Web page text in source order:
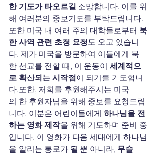
한 기도가 타오르길 소망합니다. 이를 위
해 여러분의 중보기도를 부탁드립니다.
또한 미국 내 여러 주의 대학들로부터 북
한 사역 관련 초청 요청 도 오고 있습니
다. 제가 미국을 방문하여 이들에게 북
한 선교를 전할 때, 이 운동이 세계적으
로 확산되는 시작점이 되기를 기도합니
다.또한, 저희를 후원해주시는 미국
의 한 후원자님을 위해 중보를 요청드립
니다. 이분은 어린이들에게 하나님을 전
하는 영화 제작을 위해 기도하며 준비 중
입니다. 이 영화가 다음 세대에게 하나님
을 알리는 통로가 될 뿐 아니라, 무슬